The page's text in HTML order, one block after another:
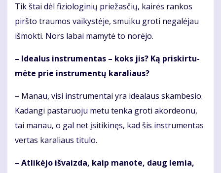
Tik štai dėl fi­zio­lo­gi­nių prie­žas­čių, kai­rės ran­kos
pirš­to trau­mos vai­kys­tė­je, smui­ku gro­ti ne­ga­lė­jau
iš­mok­ti. Nors la­bai ma­my­tė to no­rė­jo.
– Ide­a­lus in­stru­men­tas – koks jis? Ką pri­skir­tu­
mė­te prie in­stru­men­tų ka­ra­liaus?
– Ma­nau, vi­si in­stru­men­tai yra ide­a­laus skam­be­sio.
Ka­dan­gi pas­ta­ruo­ju me­tu ten­ka gro­ti akor­de­o­nu,
tai ma­nau, o gal net įsi­ti­ki­nęs, kad šis in­stru­men­tas
ver­tas ka­ra­liaus ti­tu­lo.
– At­li­kė­jo iš­vaiz­da, kaip ma­no­te, daug le­mia,